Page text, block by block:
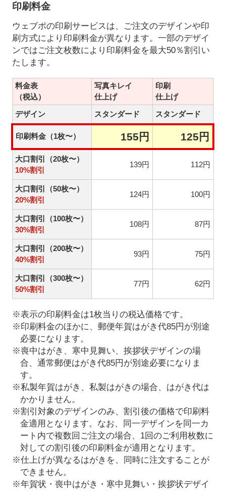
印刷料金
ウェブポの印刷サービスは、ご注文のデザインや印
刷方式により印刷料金が異なります。一部のデザイ
ンではご注文枚数により印刷料金を最大50％割引い
たします。
料金表
（税込）
写真キレイ
仕上げ
印刷
仕上げ
デザイン
スタンダード スタンダード
印刷料金（1枚〜） 155円 125円
大口割引（20枚〜）
10%割引
139円 112円
大口割引（50枚〜）
20%割引
124円 100円
大口割引（100枚〜）
30%割引
108円 87円
大口割引（200枚〜）
40%割引
93円 75円
大口割引（300枚〜）
50%割引
77円 62円
※表示の印刷料金は1枚当りの税込価格です。
※印刷料金のほかに、郵便年賀はがき代85円が別途
必要になります。
※喪中はがき、寒中見舞い、挨拶状デザインの場
合、通常郵便はがき代85円が別途必要になりま
す。
※私製年賀はがき、私製はがきの場合、はがき代は
かかりません。
※割引対象のデザインのみ、割引後の価格で印刷料
金適用となります。なお、同一デザインを同一カ
ート内で複数回ご注文の場合、1回のご利用枚数に
対しての割引後の印刷料金が適用となります。
※仕上げが異なるはがきを、同時に注文することが
できません。
※年賀状・喪中はがき・寒中見舞い・挨拶状デザイ